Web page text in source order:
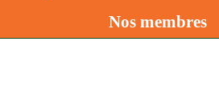
Nos membres